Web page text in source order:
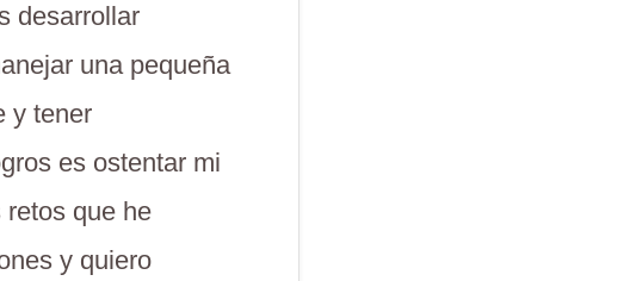
desarrollar
una pequeña
y tener
es ostentar mi
que he
y quiero